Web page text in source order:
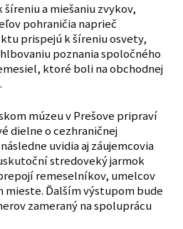
a miešaniu zvykov,
pohraničia naprieč
prispejú k šíreniu osvety,
poznania spoločného
ktoré boli na obchodnej
múzeu v Prešove pripraví
dielne o cezhraničnej
uvidia aj záujemcovia
stredoveký jarmok
remeselníkov, umelcov
mieste. Ďalším výstupom bude
zameraný na spoluprácu